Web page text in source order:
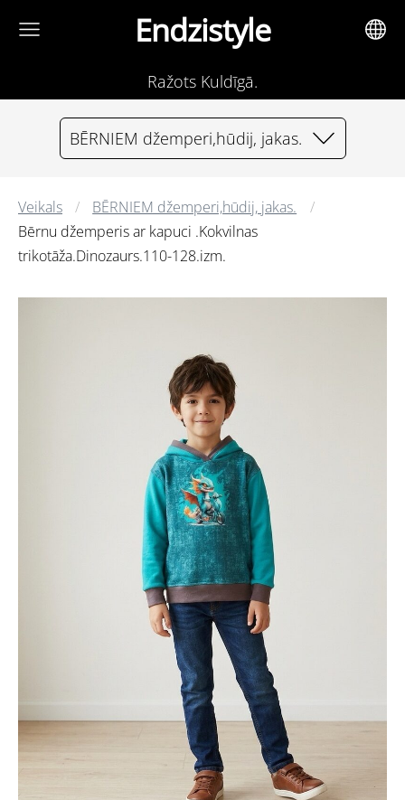
Endzistyle
Ražots Kuldīgā.
BĒRNIEM džemperi,hūdij, jakas.
Veikals
BĒRNIEM džemperi,hūdij, jakas.
Bērnu džemperis ar kapuci .Kokvilnas
trikotāža.Dinozaurs.110-128.izm.